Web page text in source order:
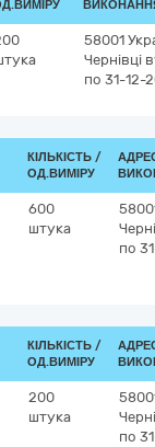
58001
Чернівці
по 31-12-
КІЛЬКІСТЬ /
ОД.ВИМІРУ
600
штука
по
КІЛЬКІСТЬ /
ОД.ВИМІРУ
200
штука
по